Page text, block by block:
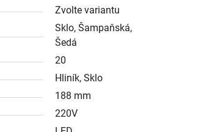
Zvolte variantu
Sklo, Šampaňská,
Šedá
20
Hliník, Sklo
188 mm
220V